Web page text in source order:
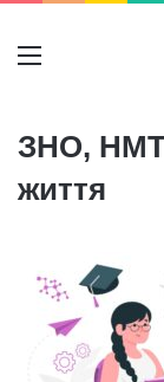
Меню
ЗНО,
життя